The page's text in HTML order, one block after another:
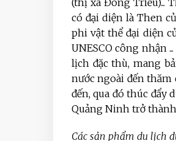
(thị xã Đông Triều)...
có đại diện là Then
phi vật thể đại diện
UNESCO công nhận
lịch đặc thù, mang
nước ngoài đến thăm
đến, qua đó thúc
Quảng Ninh trở
Các sản phẩm du lịch